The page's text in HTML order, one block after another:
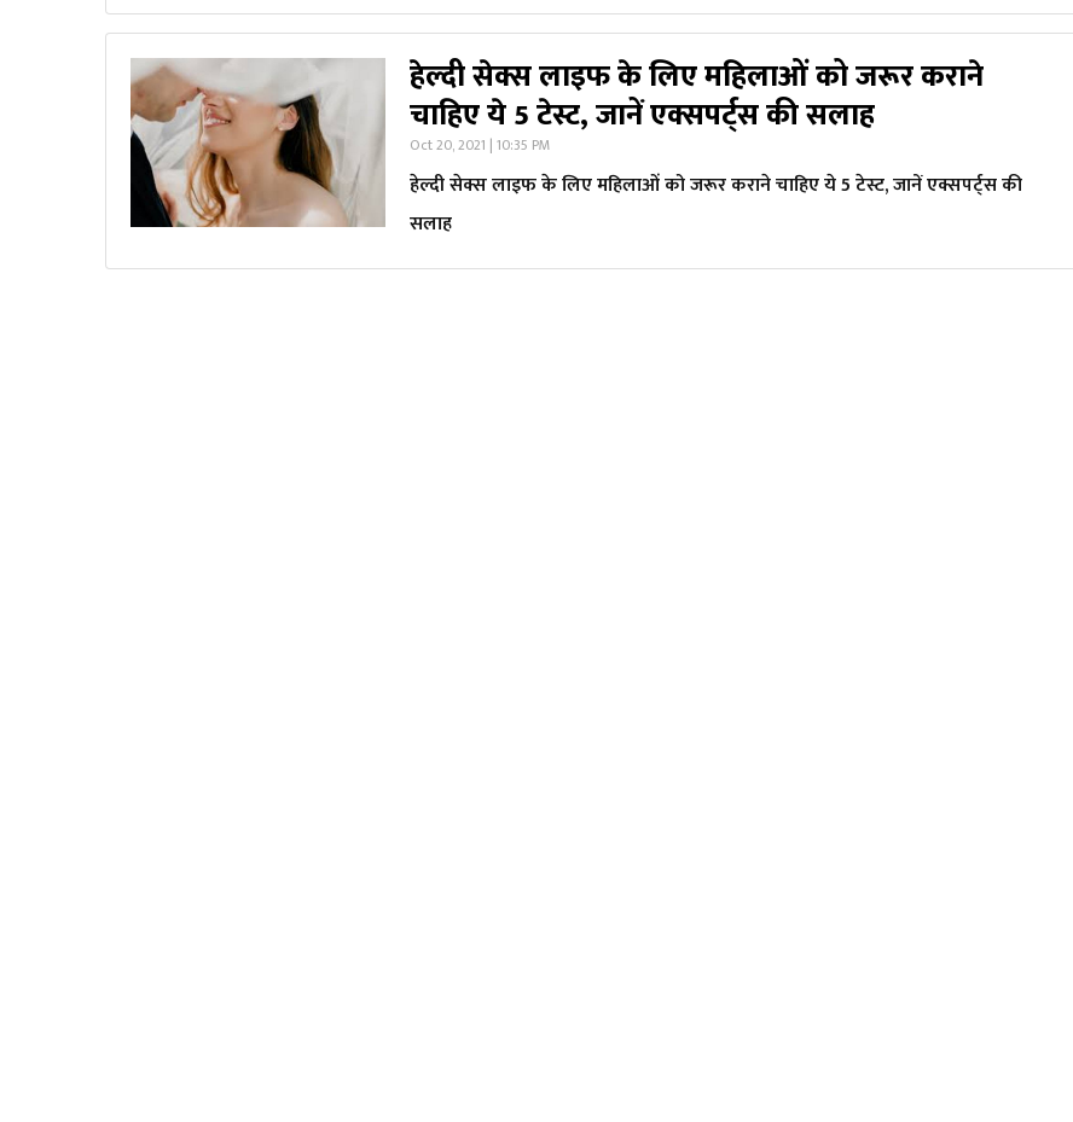
हेल्दी सेक्स लाइफ के लिए महिलाओं को जरूर कराने
चाहिए ये 5 टेस्ट, जानें एक्सपर्ट्स की सलाह
Oct 20, 2021 | 10:35 PM
हेल्दी सेक्स लाइफ के लिए महिलाओं को जरूर कराने चाहिए ये 5 टेस्ट, जानें एक्सपर्ट्स की
सलाह